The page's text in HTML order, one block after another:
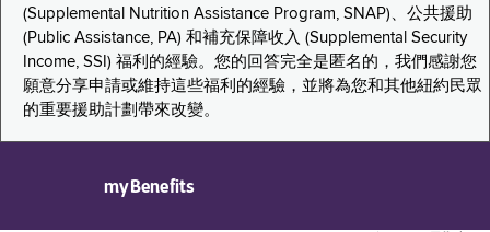
(Supplemental Nutrition Assistance Program, SNAP)、公共援助
(Public Assistance, PA) 和補充保障收入 (Supplemental Security
Income, SSI) 福利的經驗。您的回答完全是匿名的，我們感謝您
願意分享申請或維持這些福利的經驗，並將為您和其他紐約民眾
的重要援助計劃帶來改變。
myBenefits